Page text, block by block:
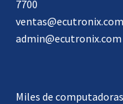
7700
ventas@ecutronix.com
admin@ecutronix.com
Miles de